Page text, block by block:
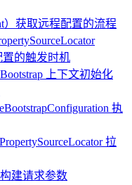
）获取远程配置的流程
的触发时机
Bootstrap 上下文初始化
执
拉
构建请求参数